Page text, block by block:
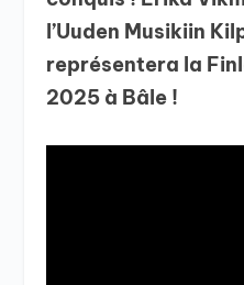
l’Uuden Musikiin
représentera la
2025 à Bâle !